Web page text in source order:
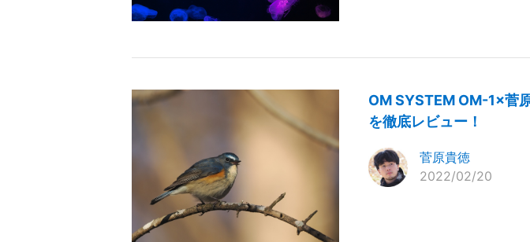
OM SYSTEM OM-1×菅
を徹底レビュー！
菅原貴徳
2022/02/20